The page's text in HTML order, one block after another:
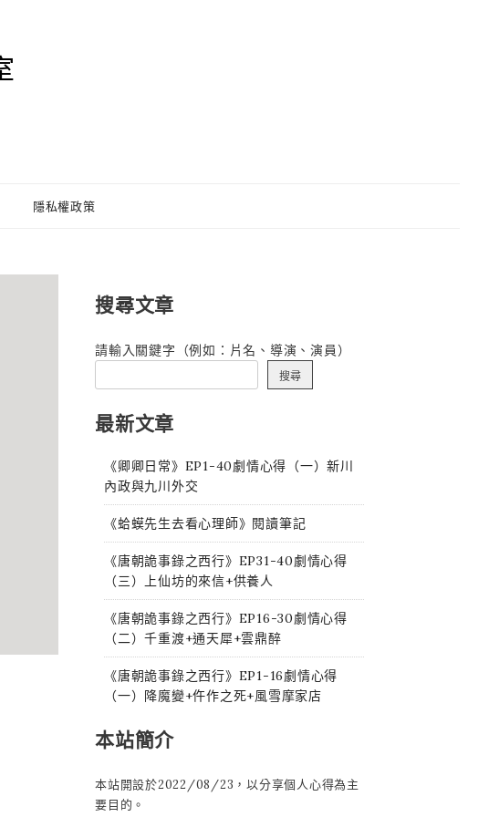
隱私權政策
搜尋文章
請輸入關鍵字（例如：片名、導演、演員）
搜尋
最新文章
《卿卿日常》EP1-40劇情心得（一）新川
內政與九川外交
《蛤蟆先生去看心理師》閱讀筆記
《唐朝詭事錄之西行》EP31-40劇情心得
（三）上仙坊的來信+供養人
《唐朝詭事錄之西行》EP16-30劇情心得
（二）千重渡+通天犀+雲鼎醉
《唐朝詭事錄之西行》EP1-16劇情心得
（一）降魔變+仵作之死+風雪摩家店
本站簡介
本站開設於2022/08/23，以分享個人心得為主
要目的。